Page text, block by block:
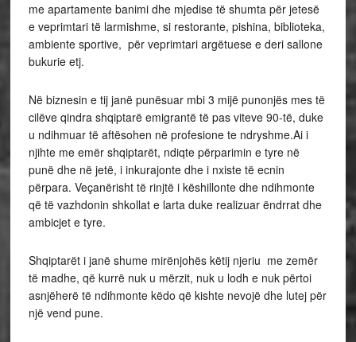
me apartamente banimi dhe mjedise të shumta për jetesë
e veprimtari të larmishme, si restorante, pishina, biblioteka,
ambiente sportive, për veprimtari argëtuese e deri sallone
bukurie etj.
Në biznesin e tij janë punësuar mbi 3 mijë punonjës mes të
cilëve qindra shqiptarë emigrantë të pas viteve 90-të, duke
u ndihmuar të aftësohen në profesione te ndryshme.Ai i
njihte me emër shqiptarët, ndiqte përparimin e tyre në
punë dhe në jetë, i inkurajonte dhe i nxiste të ecnin
përpara. Veçanërisht të rinjtë i këshillonte dhe ndihmonte
që të vazhdonin shkollat e larta duke realizuar ëndrrat dhe
ambicjet e tyre.
Shqiptarët i janë shume mirënjohës këtij njeriu me zemër
të madhe, që kurrë nuk u mërzit, nuk u lodh e nuk përtoi
asnjëherë të ndihmonte këdo që kishte nevojë dhe lutej për
një vend pune.